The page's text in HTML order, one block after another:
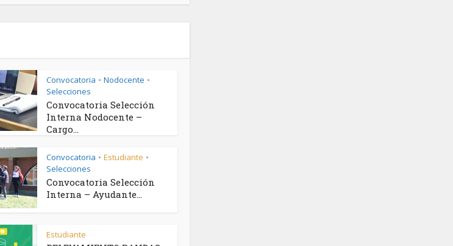
Convocatoria • Nodocente •
Selecciones
Convocatoria Selección
Interna Nodocente –
Cargo...
Convocatoria • Estudiante •
Selecciones
Convocatoria Selección
Interna – Ayudante...
Estudiante